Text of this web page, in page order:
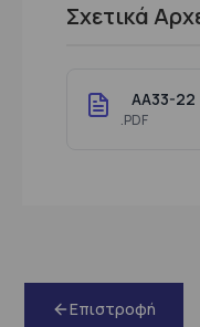
Σχετικά
AA33-22
.PDF
Επιστροφή